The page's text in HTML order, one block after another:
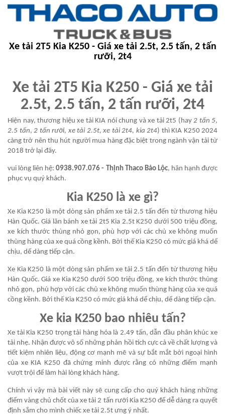
Xe tải 2T5 Kia K250 - Giá xe tải 2.5t, 2.5 tấn, 2 tấn
rưỡi, 2t4
Xe tải 2T5 Kia K250 - Giá xe tải
2.5t, 2.5 tấn, 2 tấn rưỡi, 2t4
Hiện nay, thương hiệu xe tải KIA nói chung và xe tải 2t5 (hay 2 tấn 5,
2.5 tấn, 2 tấn rưỡi, xe tải 2.5t, xe tải 2t4, kia 2t4) thì KIA K250 2024
càng trở nên thu hút người mua hàng đặc biệt trong ngành vận tải từ
2018 trở lại đây.
vui lòng liên hệ:0938.907.076 - Thịnh Thaco Bảo Lộc, hân hạnh được
phục vụ quý khách.
Kia K250 là xe gì?
Xe Kia K250 là một dòng sản phẩm xe tải 2.5 tấn đến từ thương hiệu
Hàn Quốc. Giá lăn bánh xe tải 2t5 Kia 2.5t K250 dưới 500 triệu đồng,
xe kích thước thùng nhỏ gọn, phù hợp với các chủ xe không muốn
thùng hàng của xe quá cồng kềnh. Bởi thế Kia K250 có mức giá khá dể
chịu, dể dàng tiếp cận.
Xe Kia K250 là một dòng sản phẩm xe tải 2.5 tấn đến từ thương hiệu
Hàn Quốc. Giá xe Kia K250 dưới 500 triệu đồng, xe kích thước thùng
nhỏ gọn, phù hợp với các chủ xe không muốn thùng hàng của xe quá
cồng kềnh. Bởi thế Kia K250 có mức giá khá dể chịu, dể dàng tiếp cận.
Xe kia K250 bao nhiêu tấn?
Xe tải Kia K250 trọng tải hàng hóa là 2.49 tấn, dẫn đầu phân khúc xe
tải nhẹ. Nhận được vô số những phản hồi tích cực cả về chất lượng và
tiết kiệm nhiên liệu, động cơ mạnh mẽ và sự bắt mắt bởi ngoại hình
của xe KIA K250 đã chứng minh được rằng có những điểm mạnh
vượt trội để làm hài lòng khách hàng.
Chính vì vậy mà bài viết này sẽ cung cấp cho quý khách hàng những
điểm vàng chủ chốt của xe tải 2 tấn rưỡi Kia K250 để dễ dàng ra quyết
định sắm cho mình chiếc xe tải 2.5t ưng ý nhất.